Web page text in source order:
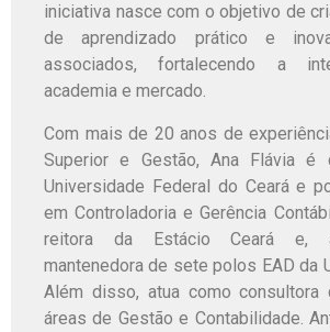
iniciativa nasce com o objetivo de
de aprendizado prático e
associados, fortalecendo a
academia e mercado.
Com mais de 20 anos de
Superior e Gestão, Ana Flávia é
Universidade Federal do Ceará e
em Controladoria e Gerência
reitora da Estácio Ceará e,
mantenedora de sete polos EAD da
Além disso, atua como consultora
áreas de Gestão e Contabilidade.